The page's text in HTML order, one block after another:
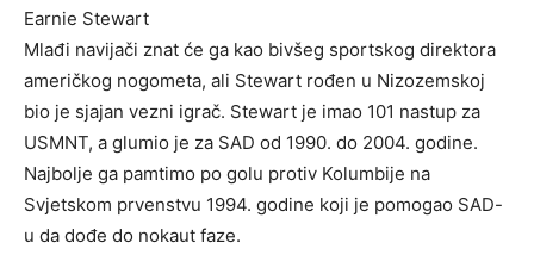
Earnie Stewart
Mlađi navijači znat će ga kao bivšeg sportskog direktora
američkog nogometa, ali Stewart rođen u Nizozemskoj
bio je sjajan vezni igrač. Stewart je imao 101 nastup za
USMNT, a glumio je za SAD od 1990. do 2004. godine.
Najbolje ga pamtimo po golu protiv Kolumbije na
Svjetskom prvenstvu 1994. godine koji je pomogao SAD-
u da dođe do nokaut faze.